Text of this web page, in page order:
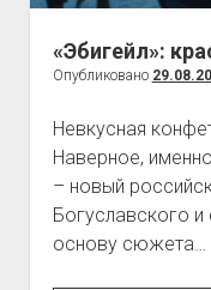
«Эбигейл»:
Опубликовано
Невкусная
Наверное,
– новый
Богуславского и
основу сюжета…